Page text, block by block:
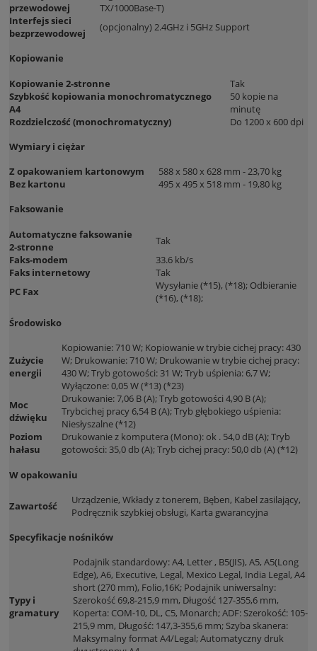
przewodowej
TX/1000Base-T)
Interfejs sieci
bezprzewodowej
(opcjonalny) 2.4GHz i 5GHz Support
Kopiowanie
Kopiowanie 2-stronne
Tak
Szybkość kopiowania monochromatycznego
A4
50 kopie na
minutę
Rozdzielczość (monochromatyczny)
Do 1200 x 600 dpi
Wymiary i ciężar
Z opakowaniem kartonowym
588 x 580 x 628 mm - 23,70 kg
Bez kartonu
495 x 495 x 518 mm - 19,80 kg
Faksowanie
Automatyczne faksowanie
2-stronne
Tak
Faks-modem
33.6 kb/s
Faks internetowy
Tak
PC Fax
Wysyłanie (*15), (*18); Odbieranie
(*16), (*18);
Środowisko
Zużycie
energii
Kopiowanie: 710 W; Kopiowanie w trybie cichej pracy: 430
W; Drukowanie: 710 W; Drukowanie w trybie cichej pracy:
430 W; Tryb gotowości: 31 W; Tryb uśpienia: 6,7 W;
Wyłączone: 0,05 W (*13) (*23)
Moc
dźwięku
Drukowanie: 7,06 B (A); Tryb gotowości 4,90 B (A);
Trybcichej pracy 6,54 B (A); Tryb głębokiego uśpienia:
Niesłyszalne (*12)
Poziom
hałasu
Drukowanie z komputera (Mono): ok . 54,0 dB (A); Tryb
gotowości: 35,0 db (A); Tryb cichej pracy: 50,0 db (A) (*12)
W opakowaniu
Zawartość
Urządzenie, Wkłady z tonerem, Bęben, Kabel zasilający,
Podręcznik szybkiej obsługi, Karta gwarancyjna
Specyfikacje nośników
Typy i
gramatury
Podajnik standardowy: A4, Letter , B5(JIS), A5, A5(Long
Edge), A6, Executive, Legal, Mexico Legal, India Legal, A4
short (270 mm), Folio,16K; Podajnik uniwersalny:
Szerokość 69,8-215,9 mm, Długość 127-355,6 mm,
Koperta: COM-10, DL, C5, Monarch; ADF: Szerokość: 105-
215,9 mm, Długość: 147,3-355,6 mm; Szyba skanera:
Maksymalny format A4/Legal; Automatyczny druk